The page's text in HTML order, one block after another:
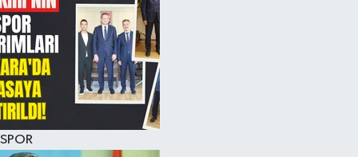
SPOR